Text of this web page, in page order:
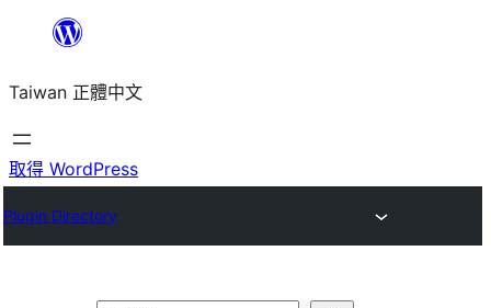
主
要
內
Taiwan 正體中文
取得 WordPress
Plugin Directory